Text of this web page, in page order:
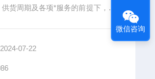
货周期及各项*服务的前提下，紧
认真负责
07-22
微信咨询